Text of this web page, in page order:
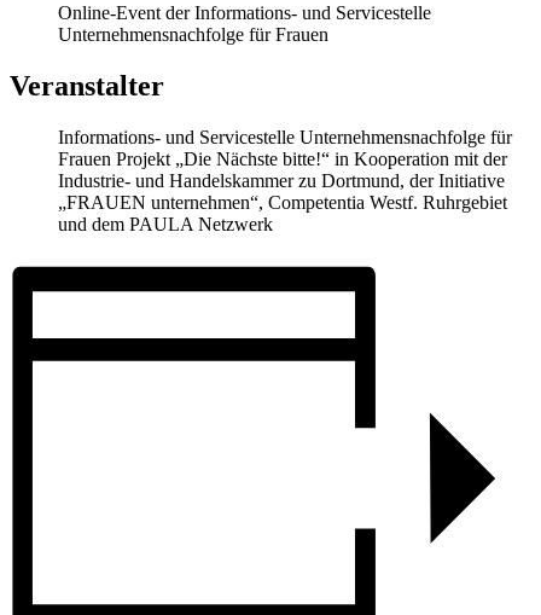
Online-Event der Informations- und Servicestelle
Unternehmensnachfolge für Frauen
Veranstalter
Informations- und Servicestelle Unternehmensnachfolge für
Frauen Projekt „Die Nächste bitte!“ in Kooperation mit der
Industrie- und Handelskammer zu Dortmund, der Initiative
„FRAUEN unternehmen“, Competentia Westf. Ruhrgebiet
und dem PAULA Netzwerk